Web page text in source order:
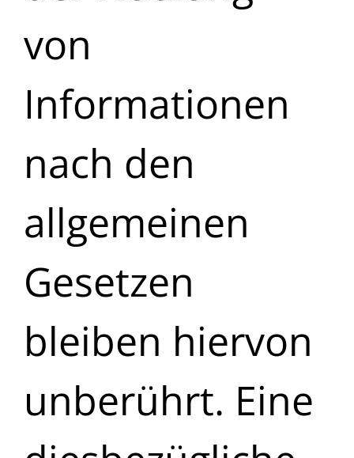
von
Informationen
nach den
allgemeinen
Gesetzen
bleiben hiervon
unberührt. Eine